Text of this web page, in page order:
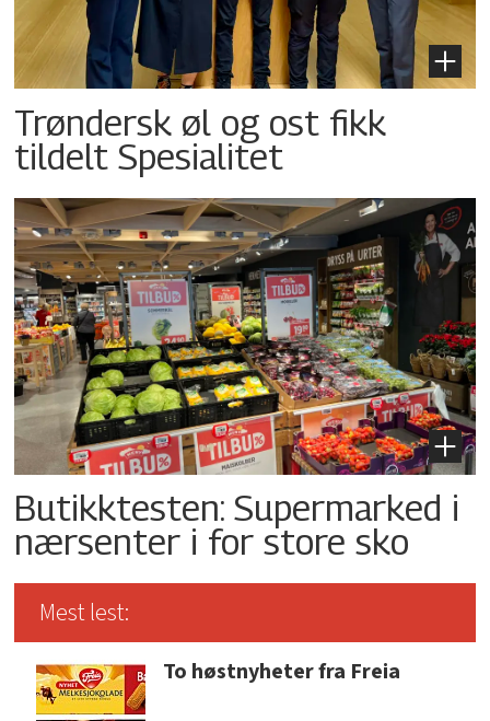
Trøndersk øl og ost fikk
tildelt Spesialitet
Butikktesten: Supermarked i
nærsenter i for store sko
Mest lest:
To høstnyheter fra Freia